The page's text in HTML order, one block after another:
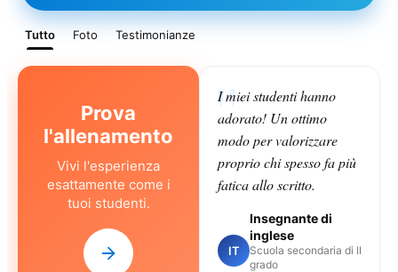
Tutto Foto Testimonianze
Prova
l'allenamento
Vivi l'esperienza
esattamente come i
tuoi studenti.
I miei studenti hanno
adorato! Un ottimo
modo per valorizzare
proprio chi spesso fa più
fatica allo scritto.
IT
Insegnante di
inglese
Scuola secondaria di II
grado